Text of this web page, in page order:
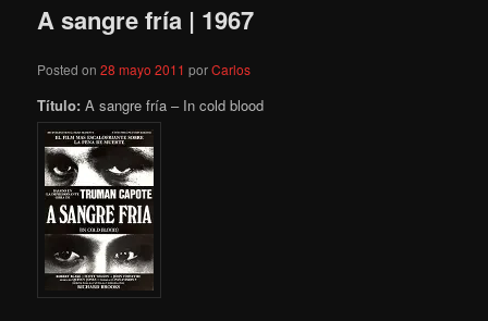
A sangre fría | 1967
Posted on28 mayo 2011 porCarlos
Título: A sangre fría – In cold blood